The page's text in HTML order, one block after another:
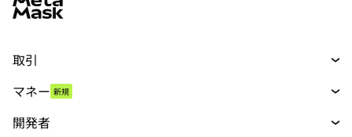
取引
パーペチュアル
マネー 新規
開発者